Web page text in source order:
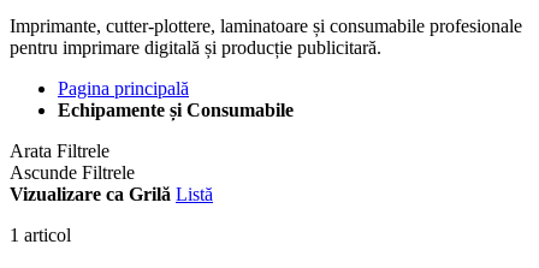
Imprimante, cutter-plottere, laminatoare și consumabile profesionale
pentru imprimare digitală și producție publicitară.
Pagina principală
Echipamente și Consumabile
Arata Filtrele
Ascunde Filtrele
Vizualizare ca Grilă Listă
1 articol